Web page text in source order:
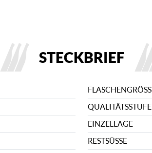
STECKBRIEF
FLASCHENGRÖSSE
QUALITÄTSSTUFE
EINZELLAGE
RESTSÜSSE